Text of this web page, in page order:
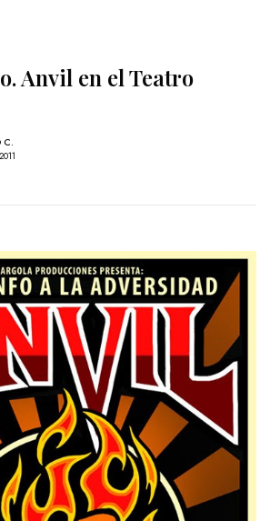
Anvil en el Teatro
C.